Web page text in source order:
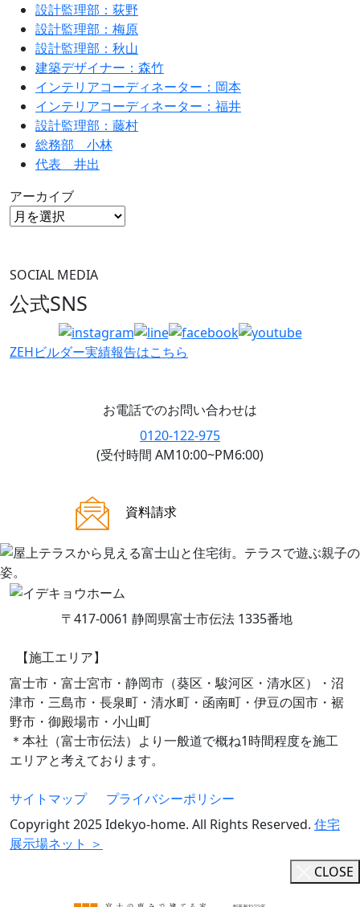
設計監理部：荻野
設計監理部：梅原
設計監理部：秋山
建築デザイナー：森竹
インテリアコーディネーター：岡本
インテリアコーディネーター：福井
設計監理部：藤村
総務部 小林
代表 井出
アーカイブ
SOCIAL MEDIA
公式SNS
ZEHビルダー実績報告はこちら
お電話でのお問い合わせは
0120-122-975
(受付時間 AM10:00~PM6:00)
資料請求
〒417-0061 静岡県富士市伝法 1335番地
【施工エリア】
富士市・富士宮市・静岡市（葵区・駿河区・清水区）・沼
津市・三島市・長泉町・清水町・函南町・伊豆の国市・裾
野市・御殿場市・小山町
＊本社（富士市伝法）より一般道で概ね1時間程度を施工
エリアと考えております。
サイトマップ
プライバシーポリシー
Copyright 2025 Idekyo-home. All Rights Reserved. 住宅
展示場ネット ＞
CLOSE